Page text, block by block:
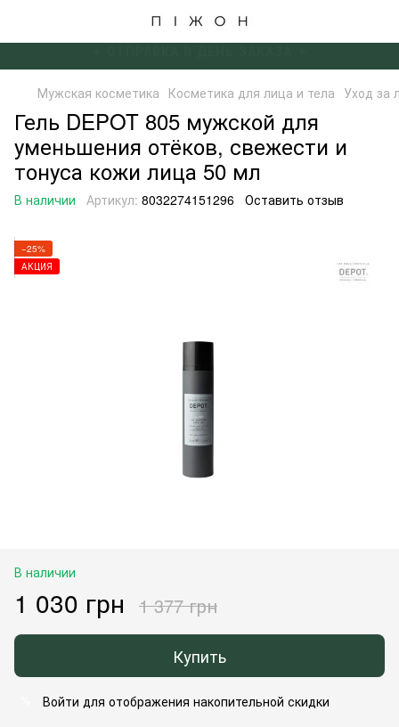
Мужская косметика Косметика для лица и тела Уход за
Гель DEPOT 805 мужской для
уменьшения отёков, свежести и
тонуса кожи лица 50 мл
В наличии Артикул: 8032274151296 Оставить отзыв
−25%
АКЦИЯ
В наличии
1 030 грн 1 377 грн
Купить
Войти для отображения накопительной скидки